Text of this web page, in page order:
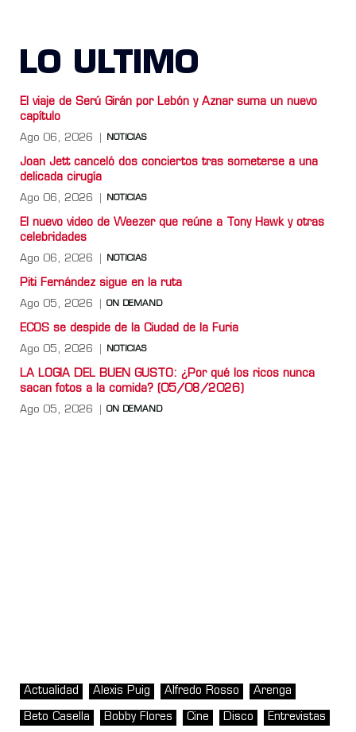
LO ULTIMO
El viaje de Serú Girán por Lebón y Aznar suma un nuevo
capítulo
Ago 06, 2026 NOTICIAS
Joan Jett canceló dos conciertos tras someterse a una
delicada cirugía
Ago 06, 2026 NOTICIAS
El nuevo video de Weezer que reúne a Tony Hawk y otras
celebridades
Ago 06, 2026 NOTICIAS
Piti Fernández sigue en la ruta
Ago 05, 2026 ON DEMAND
ECOS se despide de la Ciudad de la Furia
Ago 05, 2026 NOTICIAS
LA LOGIA DEL BUEN GUSTO: ¿Por qué los ricos nunca
sacan fotos a la comida? (05/08/2026)
Ago 05, 2026 ON DEMAND
Actualidad Alexis Puig Alfredo Rosso Arenga
Beto Casella Bobby Flores Cine Disco Entrevistas